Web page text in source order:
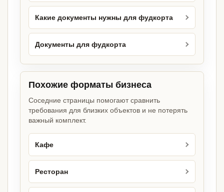
Какие документы нужны для фудкорта
Документы для фудкорта
Похожие форматы бизнеса
Соседние страницы помогают сравнить
требования для близких объектов и не потерять
важный комплект.
Кафе
Ресторан